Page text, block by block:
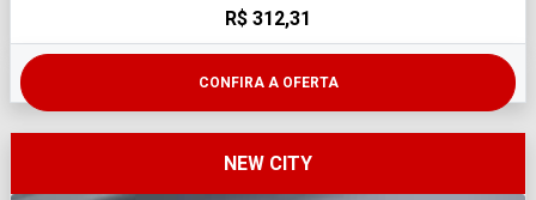
R$ 312,31
CONFIRA A OFERTA
NEW CITY